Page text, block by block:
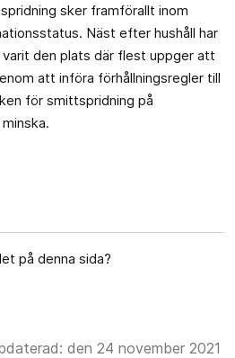
sker framförallt inom
Näst efter hushåll har
den plats där flest uppger att
att införa förhållningsregler till
för smittspridning på
på denna sida?
den 24 november 2021